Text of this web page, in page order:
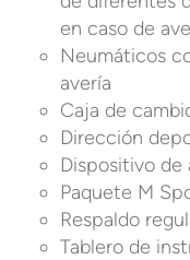
en caso de
Neumáticos
avería
Caja de
Dirección
Dispositivo de
Paquete M
Respaldo
Tablero de